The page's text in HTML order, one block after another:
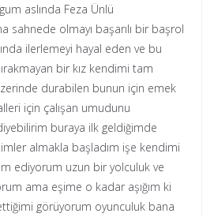
aslında Feza Ünlü
sahnede olmayı başarılı bir başrol
ilerlemeyi hayal eden ve bu
bir kız kendimi tam
durabilen bunun için emek
için çalışan umudunu
buraya ilk geldiğimde
almakla başladım işe kendimi
ediyorum uzun bir yolculuk ve
ama eşime o kadar aşığım ki
görüyorum oyunculuk bana